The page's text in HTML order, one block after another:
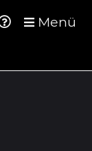
Menü